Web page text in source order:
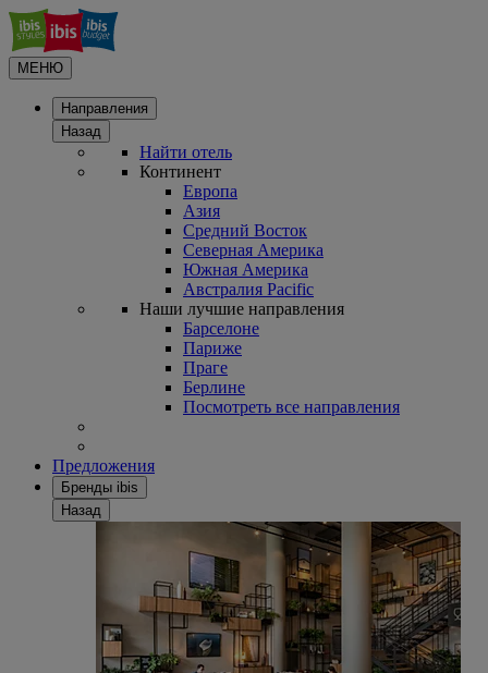
МЕНЮ
Направления
Назад
Найти отель
Континент
Европа
Азия
Средний Восток
Северная Америка
Южная Америка
Австралия Pacific
Наши лучшие направления
Барселоне
Париже
Праге
Берлине
Посмотреть все направления
Предложения
Бренды ibis
Назад